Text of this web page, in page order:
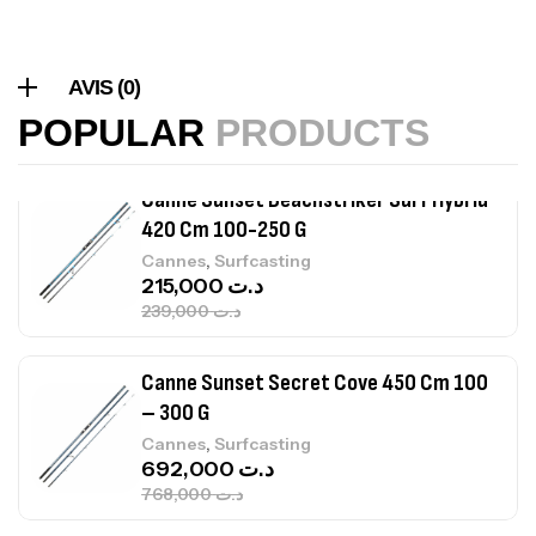
AVIS (0)
POPULAR PRODUCTS
Cannes Surfcasting
د.ت
Canne Sunset Secret Cove 450 Cm 100
– 300 G
Cannes,Surfcasting
Canne Sunset Secret Cove 420 Cm 100
– 300 G
Cannes,Surfcasting